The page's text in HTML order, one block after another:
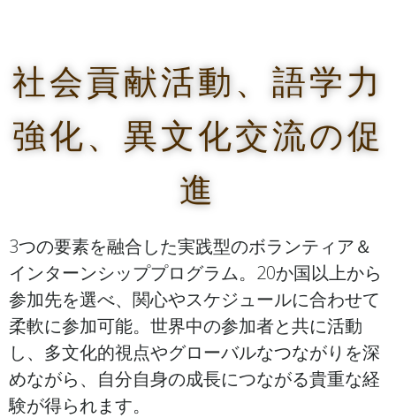
社会貢献活動、語学力
強化、異文化交流の促
進
3つの要素を融合した実践型のボランティア＆
インターンシッププログラム。20か国以上から
参加先を選べ、関心やスケジュールに合わせて
柔軟に参加可能。世界中の参加者と共に活動
し、多文化的視点やグローバルなつながりを深
めながら、自分自身の成長につながる貴重な経
験が得られます。